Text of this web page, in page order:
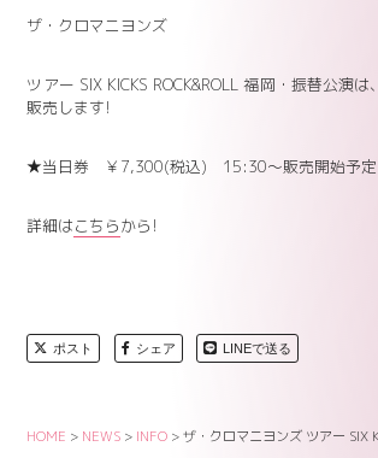
ザ・クロマニヨンズ
ツアー SIX KICKS ROCK&ROLL 福岡・振替公演
販売します!
★当日券 ￥7,300(税込) 15:30～販売開始予定
詳細はこちらから!
ポスト シェア LINEで送る
HOME > NEWS > INFO >ザ・クロマニヨンズ ツアー SIX KICKS